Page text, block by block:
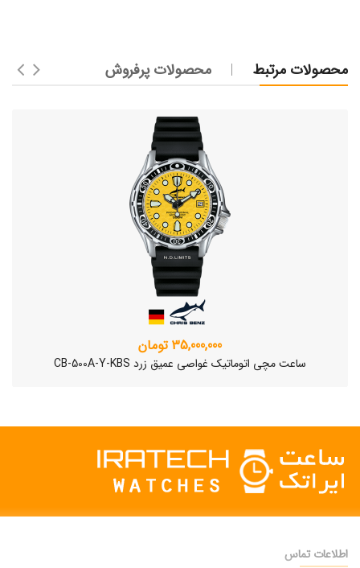
محصولات مرتبط محصولات پرفروش
35,000,000 تومان
ساعت مچی اتوماتیک غواصی عمیق زرد CB-500A-Y-KBS
اطلاعات تماس